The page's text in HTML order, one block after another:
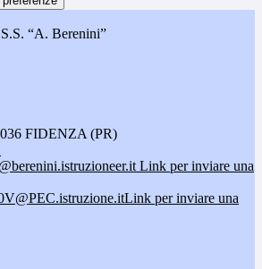
“A. Berenini”
FIDENZA (PR)
Link per inviare una
Link per inviare una